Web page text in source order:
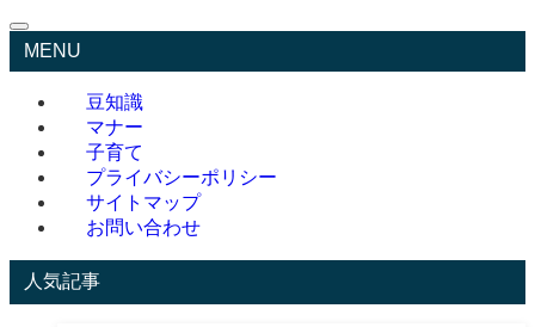
MENU
豆知識
マナー
子育て
プライバシーポリシー
サイトマップ
お問い合わせ
人気記事